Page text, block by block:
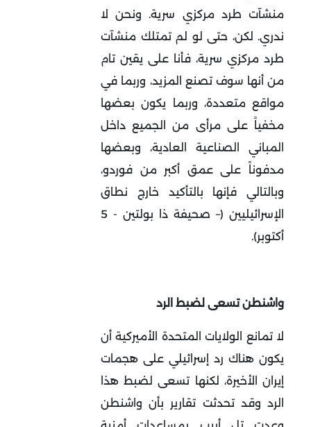
منشآت طرد مركزي سرية. ونحن لا
ندري. لكن، حتى لو لم تمتلك منشآت
طرد مركزي سرية، فأنا على يقين تام
من أنها سوف تصنع المزيد، وربما في
مواقع متعددة، وربما يكون بعضها
مخفياً على مرأى من الجميع داخل
المباني الصناعية العادية، وبعضها
مدفوناً على عمق أكبر من فوردو،
وبالتالي فإنها بالتأكيد خارج نطاق
الإسرائيليين (– صحيفة ذا بولتين - 5
أكتوبر).
واشنطن تسعى لضبط الرد
لا تمانع الولايات المتحدة الأميركية أن
يكون هناك رد إسرائيلي على هجمات
إيران الأخيرة، لكنها تسعى لضبط هذا
الرد وقد تحدثت تقارير بأن واشنطن